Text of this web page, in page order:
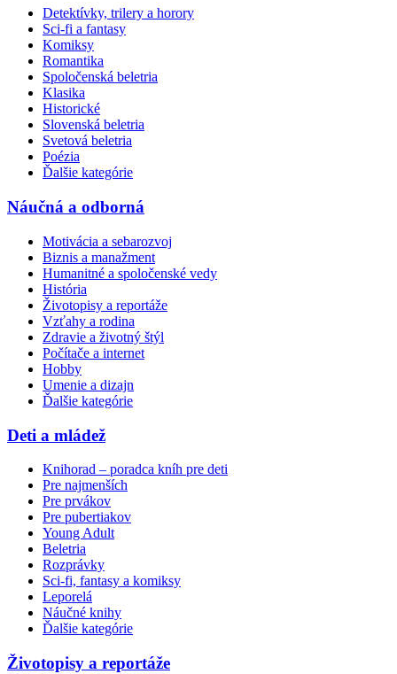
Detektívky, trilery a horory
Sci-fi a fantasy
Komiksy
Romantika
Spoločenská beletria
Klasika
Historické
Slovenská beletria
Svetová beletria
Poézia
Ďalšie kategórie
Náučná a odborná
Motivácia a sebarozvoj
Biznis a manažment
Humanitné a spoločenské vedy
História
Životopisy a reportáže
Vzťahy a rodina
Zdravie a životný štýl
Počítače a internet
Hobby
Umenie a dizajn
Ďalšie kategórie
Deti a mládež
Knihorad – poradca kníh pre deti
Pre najmenších
Pre prvákov
Pre pubertiakov
Young Adult
Beletria
Rozprávky
Sci-fi, fantasy a komiksy
Leporelá
Náučné knihy
Ďalšie kategórie
Životopisy a reportáže